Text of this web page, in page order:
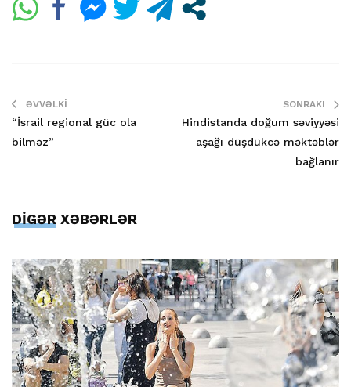
ƏVVƏLKI
“İsrail regional güc ola
bilməz”
SONRAKI
Hindistanda doğum səviyyəsi
aşağı düşdükcə məktəblər
bağlanır
DİGƏR XƏBƏRLƏR